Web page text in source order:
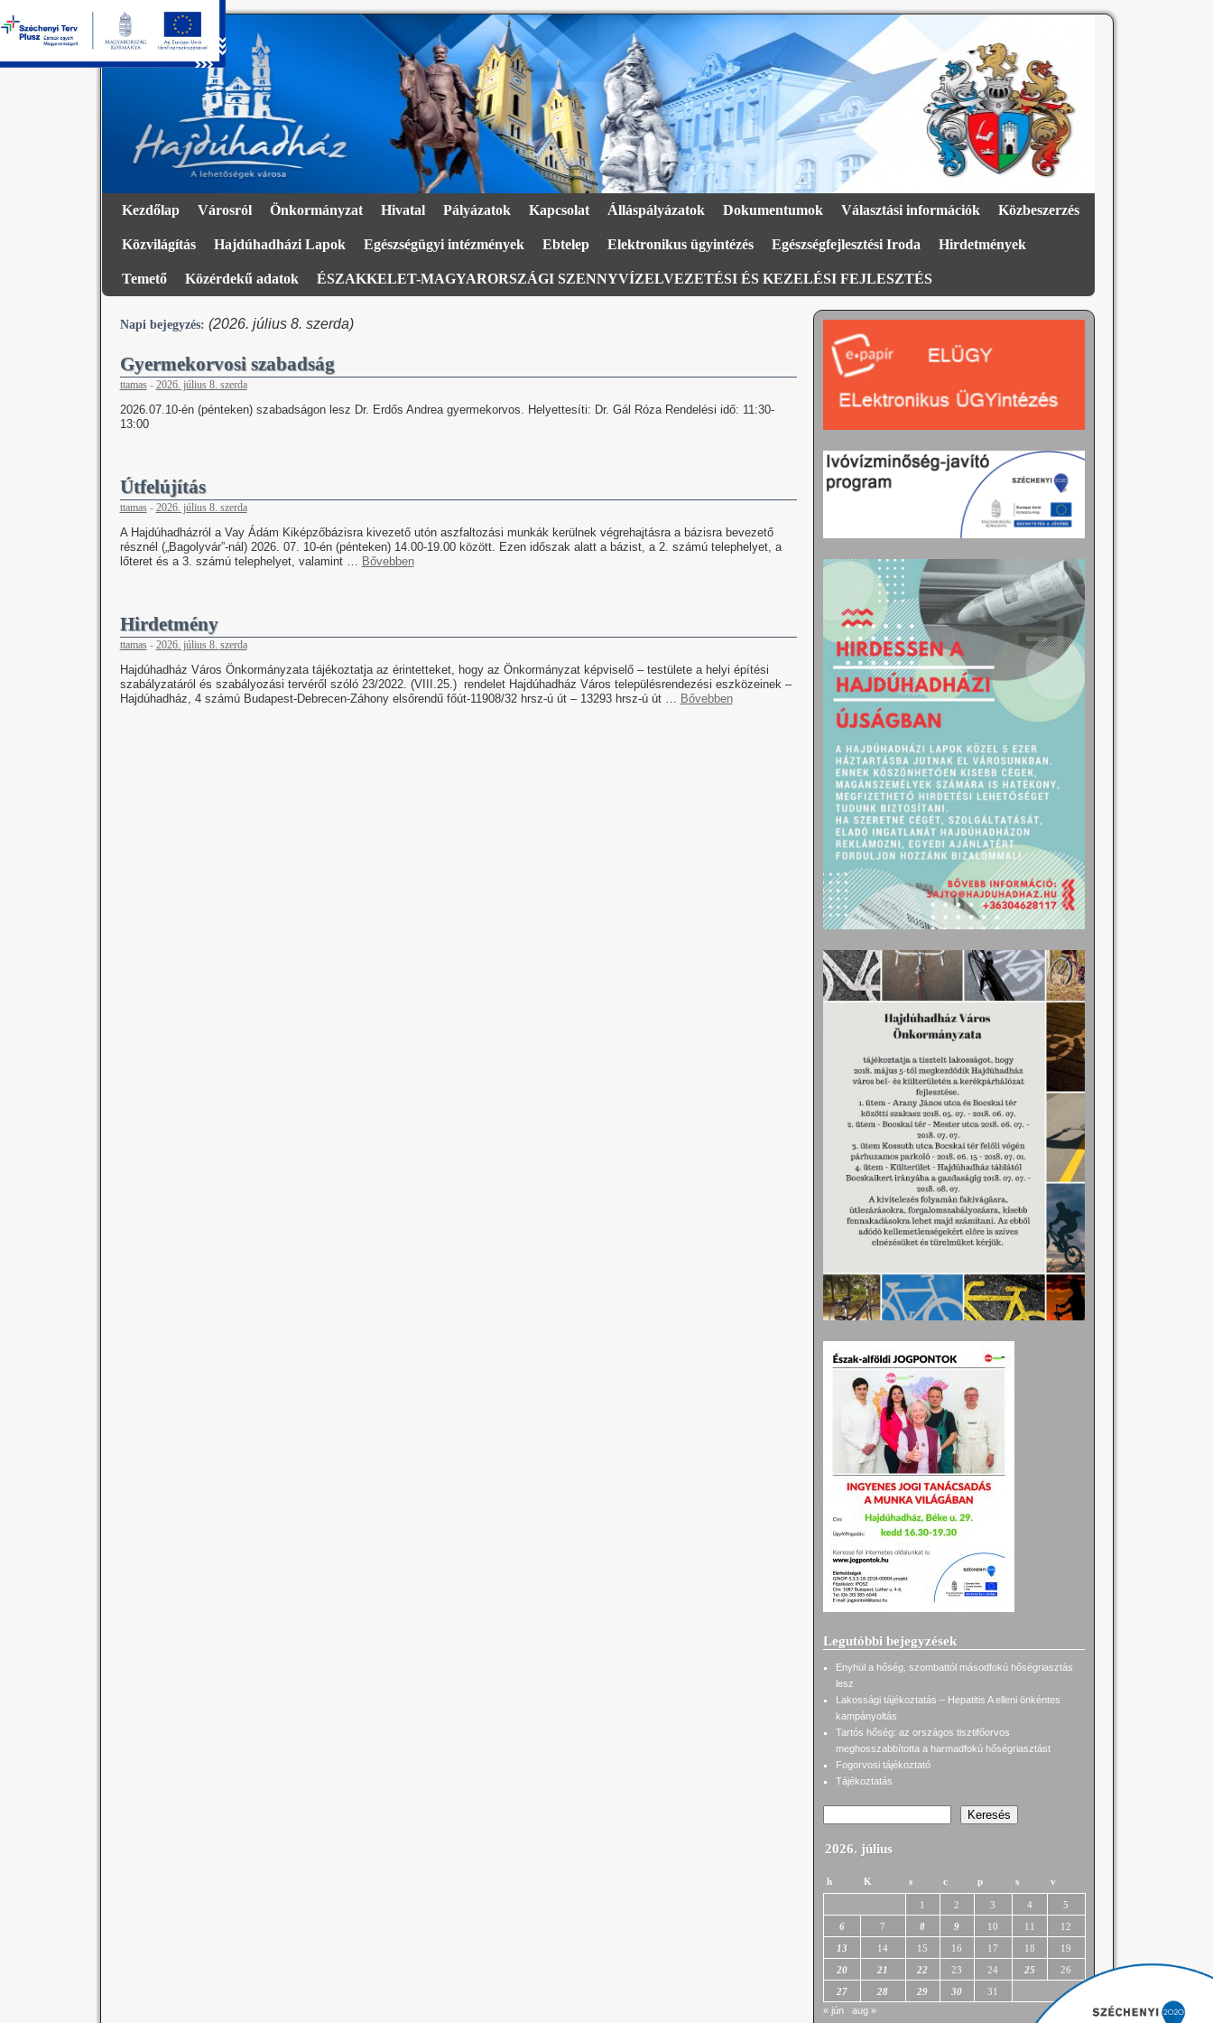
Kezdőlap Városról Önkormányzat Hivatal Pályázatok Kapcsolat Álláspályázatok Dokumentumok Választási információk Közbeszerzés
Közvilágítás Hajdúhadházi Lapok Egészségügyi intézmények Ebtelep Elektronikus ügyintézés Egészségfejlesztési Iroda Hirdetmények
Temető Közérdekű adatok ÉSZAKKELET-MAGYARORSZÁGI SZENNYVÍZELVEZETÉSI ÉS KEZELÉSI FEJLESZTÉS
Napi bejegyzés: (2026. július 8. szerda)
Gyermekorvosi szabadság
ttamas- 2026. július 8. szerda
2026.07.10-én (pénteken) szabadságon lesz Dr. Erdős Andrea gyermekorvos. Helyettesíti: Dr. Gál Róza Rendelési idő: 11:30-
13:00
Útfelújítás
ttamas- 2026. július 8. szerda
A Hajdúhadházról a Vay Ádám Kiképzőbázisra kivezető utón aszfaltozási munkák kerülnek végrehajtásra a bázisra bevezető
résznél („Bagolyvár”-nál) 2026. 07. 10-én (pénteken) 14.00-19.00 között. Ezen időszak alatt a bázist, a 2. számú telephelyet, a
lőteret és a 3. számú telephelyet, valamint … Bővebben
Hirdetmény
ttamas- 2026. július 8. szerda
Hajdúhadház Város Önkormányzata tájékoztatja az érintetteket, hogy az Önkormányzat képviselő – testülete a helyi építési
szabályzatáról és szabályozási tervéről szóló 23/2022. (VIII.25.) rendelet Hajdúhadház Város településrendezési eszközeinek –
Hajdúhadház, 4 számú Budapest-Debrecen-Záhony elsőrendű főút-11908/32 hrsz-ú út – 13293 hrsz-ú út … Bővebben
Legutóbbi bejegyzések
Enyhül a hőség, szombattól másodfokú hőségriasztás
lesz
Lakossági tájékoztatás – Hepatitis A elleni önkéntes
kampányoltás
Tartós hőség: az országos tisztifőorvos
meghosszabbította a harmadfokú hőségriasztást
Fogorvosi tájékoztató
Tájékoztatás
Keresés
2026. július
h K s c p s v
1 2 3 4
5
6
7 8 9 10 11
12
13
14 15 16 17 18
19
20
21 22 23 24 25
26
27
28 29 30
31
« jún
aug »